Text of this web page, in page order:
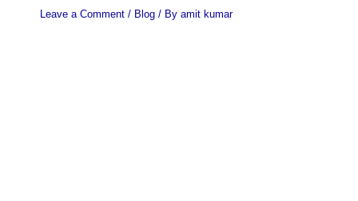
Leave a Comment / Blog/ By amit kumar